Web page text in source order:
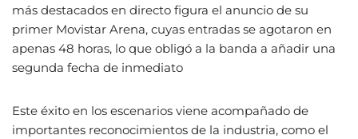
más destacados en directo figura el anuncio de su
primer Movistar Arena, cuyas entradas se agotaron en
apenas 48 horas, lo que obligó a la banda a añadir una
segunda fecha de inmediato
Este éxito en los escenarios viene acompañado de
importantes reconocimientos de la industria, como el